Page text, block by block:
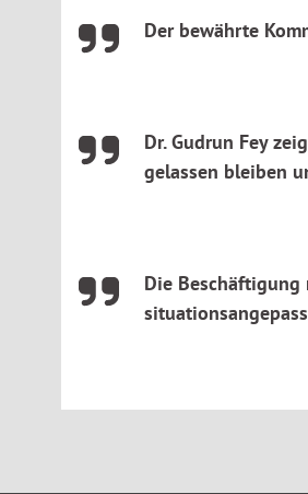
Der bewährte
Dr. Gudrun Fey
gelassen bleiben
Die